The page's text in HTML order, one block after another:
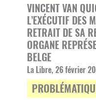
VINCENT VAN
L’EXÉCUTIF DES
RETRAIT DE SA
ORGANE
BELGE
La Libre, 26 février